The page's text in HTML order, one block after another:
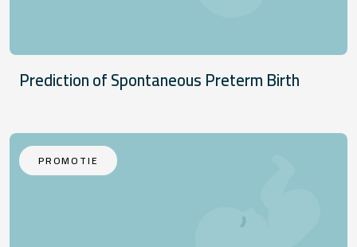
Prediction of Spontaneous Preterm Birth
PROMOTIE